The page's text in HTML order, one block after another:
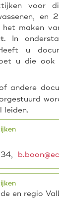
voor
en
maken
. In
u
u die
andere
leiden.
en regio